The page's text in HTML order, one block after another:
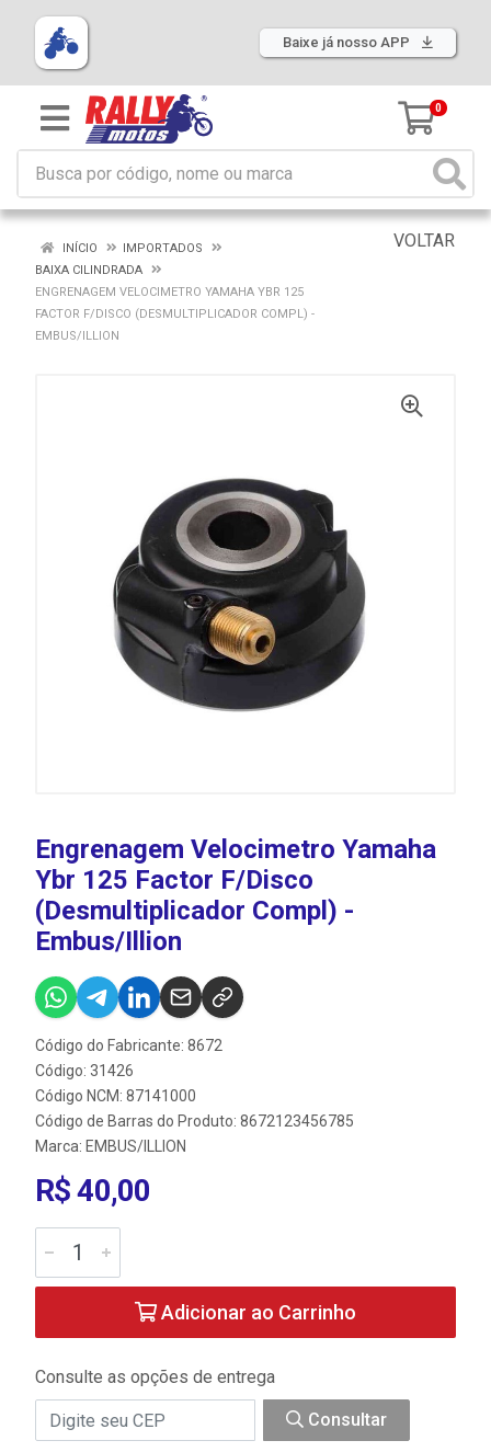
Baixe já nosso APP
0
VOLTAR
INÍCIO
IMPORTADOS
BAIXA CILINDRADA
ENGRENAGEM VELOCIMETRO YAMAHA YBR 125
FACTOR F/DISCO (DESMULTIPLICADOR COMPL) -
EMBUS/ILLION
Engrenagem Velocimetro Yamaha
Ybr 125 Factor F/Disco
(Desmultiplicador Compl) -
Embus/Illion
Código do Fabricante: 8672
Código: 31426
Código NCM: 87141000
Código de Barras do Produto: 8672123456785
Marca: EMBUS/ILLION
R$ 40,00
Adicionar ao Carrinho
Consulte as opções de entrega
Consultar